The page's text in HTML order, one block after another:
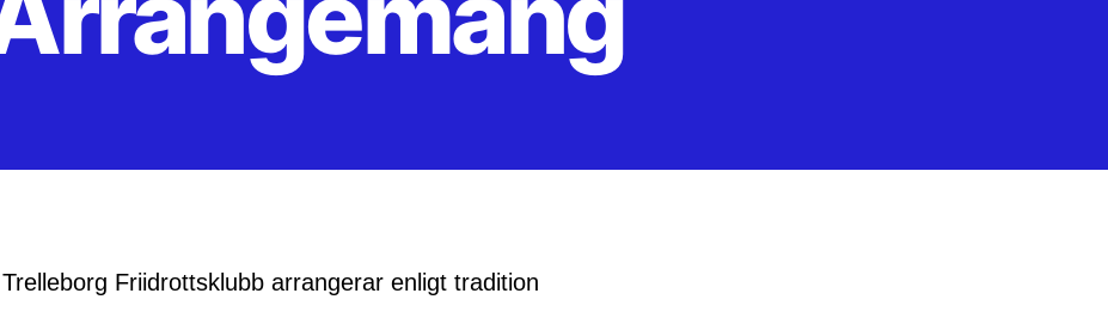
Friidrottsklubb arrangerar enligt tradition